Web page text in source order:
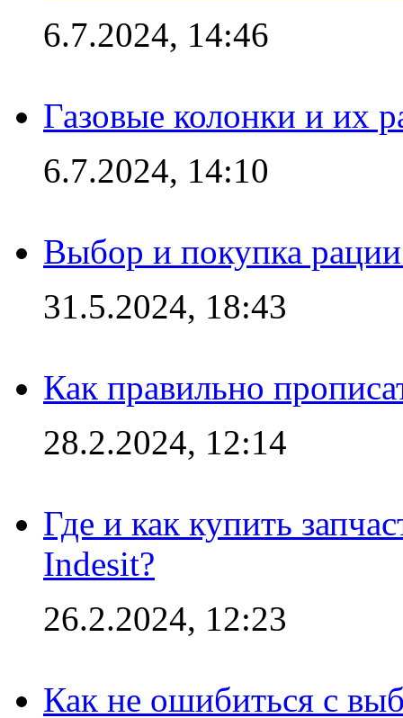
6.7.2024, 14:46
Газовые колонки и их
6.7.2024, 14:10
Выбор и покупка
31.5.2024, 18:43
Как правильно
28.2.2024, 12:14
Где и как купить
Indesit?
26.2.2024, 12:23
Как не ошибиться с